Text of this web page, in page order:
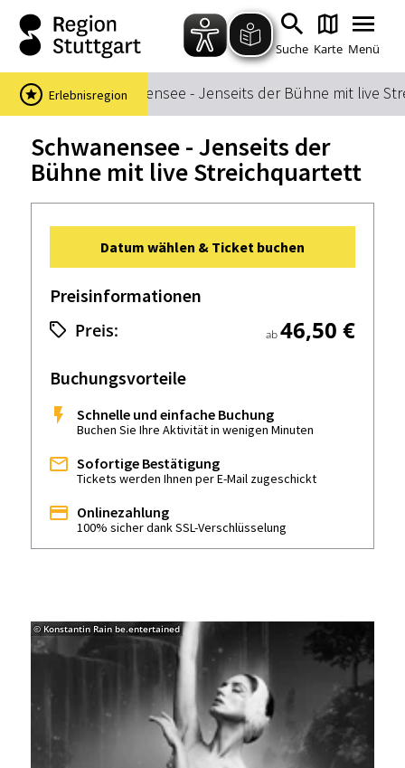
Zum Hauptinhalt springen
Zur Suche springen
Zur Hauptnavigation
Zum Footer springen
Suche Karte Menü
Suchbegriff
Stadtführungen
Events & Tickets
Ausflugsziele
Erlebnisse
Wein
Wandern
Startseite Schwanensee - Jenseits der Bühne mit live
Erlebnisregion
Schwanensee - Jenseits der
Bühne mit live Streichquartett
© Konstantin Rain be.entertained
Datum wählen & Ticket buchen
Preisinformationen
Preis: ab46,50 €
Buchungsvorteile
Schnelle und einfache Buchung
Buchen Sie Ihre Aktivität in wenigen Minuten
Sofortige Bestätigung
Tickets werden Ihnen per E-Mail zugeschickt
Onlinezahlung
100% sicher dank SSL-Verschlüsselung